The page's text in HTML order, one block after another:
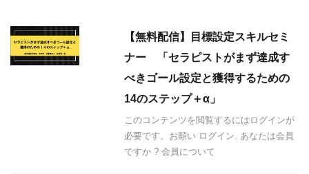
【無料配信】目標設定スキルセミ
ナー 「セラピストがまず達成す
べきゴール設定と獲得するための
14のステップ＋α」
このコンテンツを閲覧するにはログインが
必要です。お願い ログイン. あなたは会員
ですか ? 会員について